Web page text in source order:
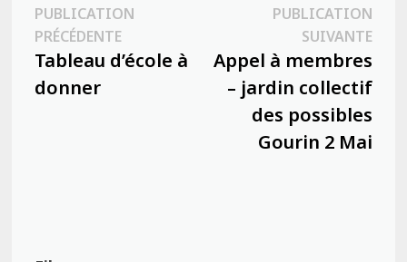
Navigation
de
l’article
PUBLICATION
PRÉCÉDENTEPublication
précédente :
Tableau d’école à
donner
PUBLICATION
SUIVANTE
Appel à membres
– jardin collectif
des possibles
Gourin 2 Mai